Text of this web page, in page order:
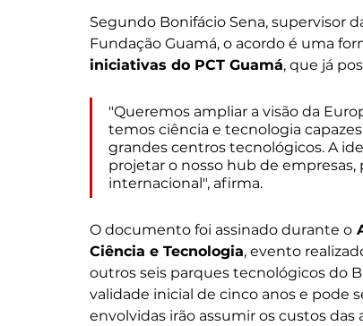
Segundo Bonifácio Sena, supervisor
Fundação Guamá, o acordo é uma
iniciativas do PCT Guamá, que já
"Queremos ampliar a visão da
temos ciência e tecnologia
grandes centros tecnológicos. A
projetar o nosso hub de
internacional", afirma.
O documento foi assinado durante o
Ciência e Tecnologia, evento
outros seis parques tecnológicos do
validade inicial de cinco anos e pode
envolvidas irão assumir os custos